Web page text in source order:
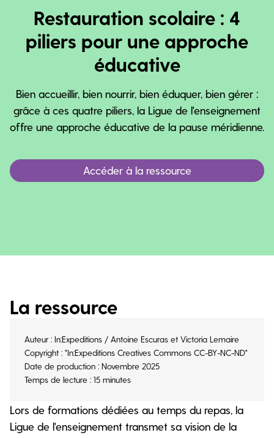
Restauration scolaire : 4
piliers pour une approche
éducative
Bien accueillir, bien nourrir, bien éduquer, bien gérer :
grâce à ces quatre piliers, la Ligue de l'enseignement
offre une approche éducative de la pause méridienne.
Accéder à la ressource
La ressource
Auteur : In:Expeditions / Antoine Escuras et Victoria Lemaire
Copyright : "In:Expeditions Creatives Commons CC-BY-NC-ND"
Date de production : Novembre 2025
Temps de lecture : 15 minutes
Lors de formations dédiées au temps du repas, la
Ligue de l'enseignement transmet sa vision de la